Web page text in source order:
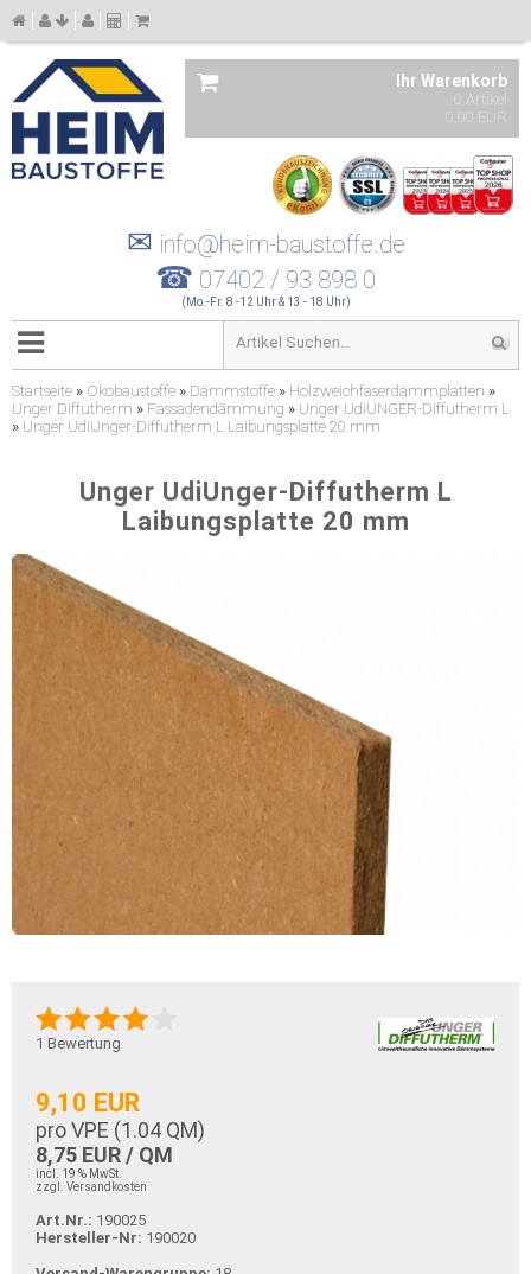
Ihr Warenkorb
0 Artikel
0,00 EUR
✉ info@heim-baustoffe.de
☎ 07402 / 93 898 0
(Mo.-Fr. 8 -12 Uhr & 13 - 18 Uhr)
Startseite » Ökobaustoffe » Dämmstoffe » Holzweichfaserdämmplatten »
Unger Diffutherm » Fassadendämmung » Unger UdiUNGER-Diffutherm L
» Unger UdiUnger-Diffutherm L Laibungsplatte 20 mm
Unger UdiUnger-Diffutherm L
Laibungsplatte 20 mm
1 Bewertung
9,10 EUR
pro VPE (1.04 QM)
8,75 EUR / QM
incl. 19 % MwSt.
zzgl. Versandkosten
Art.Nr.: 190025
Hersteller-Nr: 190020